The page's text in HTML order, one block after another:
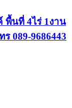
พื้นที่ 4ไร่ 1งาน
089-9686443